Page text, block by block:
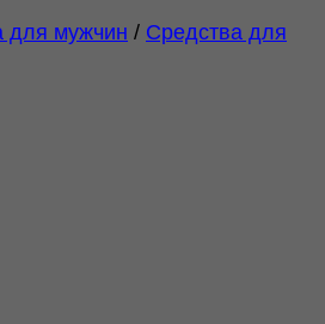
для мужчин / Средства для